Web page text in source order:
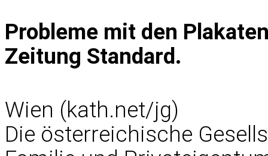
Probleme mit den
Zeitung Standard.
Wien (kath.net/jg)
Die österreichische